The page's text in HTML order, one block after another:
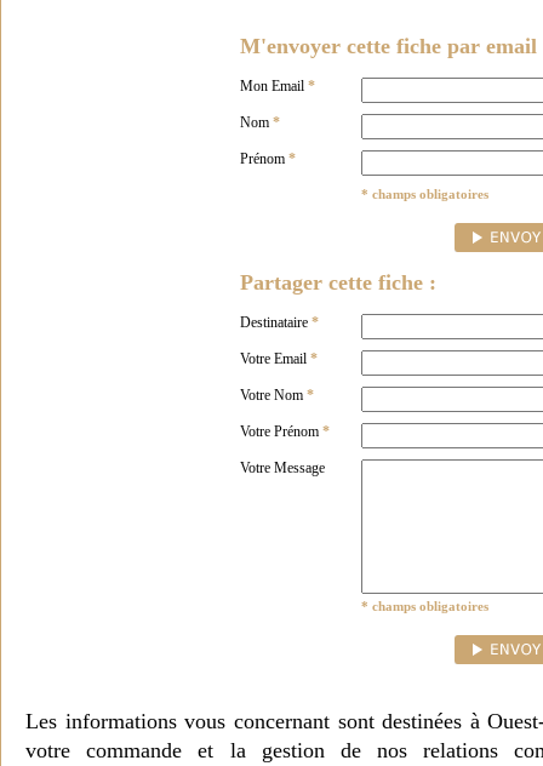
M'envoyer cette fiche par email
Mon Email *
Nom *
Prénom *
* champs obligatoires
Partager cette fiche :
Destinataire *
Votre Email *
Votre Nom *
Votre Prénom *
Votre Message
* champs obligatoires
Les informations vous concernant sont destinées à
votre commande et la gestion de nos relations